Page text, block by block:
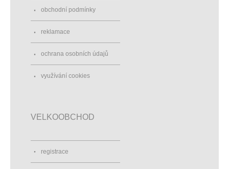
obchodní podmínky
reklamace
ochrana osobních údajů
využívání cookies
VELKOOBCHOD
registrace